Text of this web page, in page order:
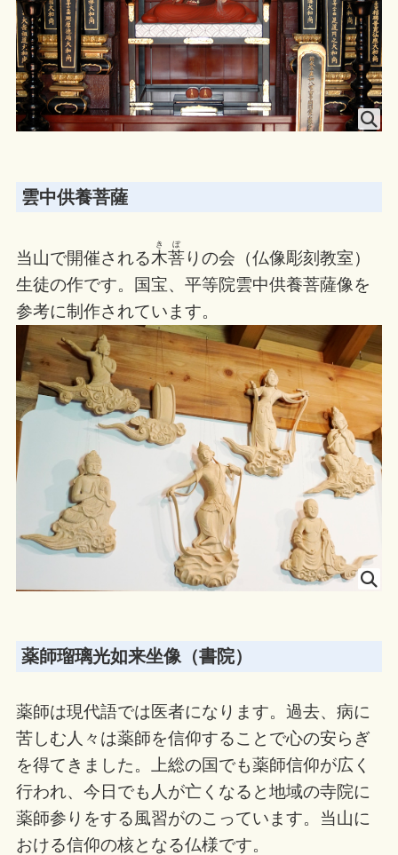
雲中供養菩薩
当山で開催される木菩
きぼ
りの会（仏像彫刻教室）
生徒の作です。国宝、平等院雲中供養菩薩像を
参考に制作されています。
薬師瑠璃光如来坐像（書院）
薬師は現代語では医者になります。過去、病に
苦しむ人々は薬師を信仰することで心の安らぎ
を得てきました。上総の国でも薬師信仰が広く
行われ、今日でも人が亡くなると地域の寺院に
薬師参りをする風習がのこっています。当山に
おける信仰の核となる仏様です。